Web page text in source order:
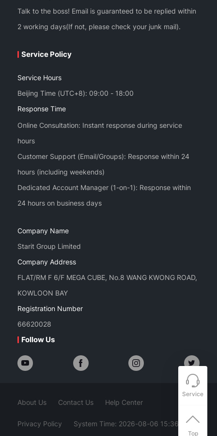
Talk to the boss! Email is guaranteed to be replied within
2 working days(If not, please check your junk mail).
Service Policy
Service Hours
Beijing Time (UTC+8): 09:00 - 18:00
Response Time
Online Consultation: Instant response during service
hours
Customer Support (Email/Groups): Response within 24
hours (including weekends)
Dedicated Account Manager (1-on-1): Response within
Company Name
Starit Group Limited
Company Address
FLAT/RM F 6/F MEGA CUBE, No.8 WANG KWONG ROAD,
KOWLOON BAY
Registration Number
66620028
Follow Us
About Us Contact Us Help Center
Privacy Policy System Time: 2026-08-06 15:36:37
Service
Top